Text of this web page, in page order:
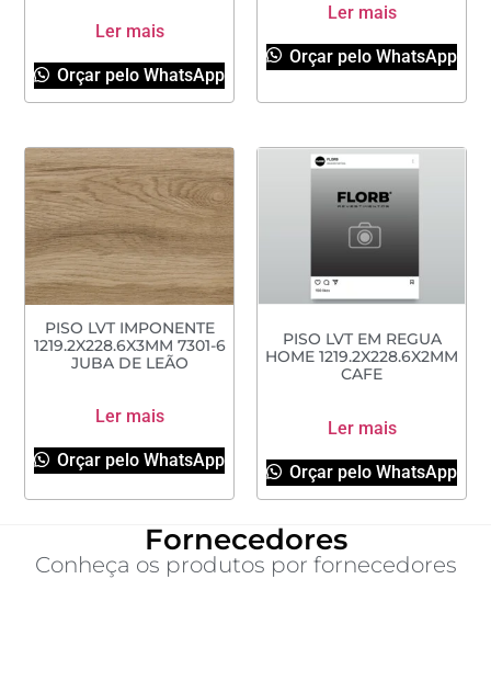
Ler mais
Orçar pelo WhatsApp
Ler mais
Orçar pelo WhatsApp
PISO LVT IMPONENTE
1219.2X228.6X3MM 7301-6
JUBA DE LEÃO
Ler mais
Orçar pelo WhatsApp
PISO LVT EM REGUA
HOME 1219.2X228.6X2MM
CAFE
Ler mais
Orçar pelo WhatsApp
Fornecedores
Conheça os produtos por fornecedores